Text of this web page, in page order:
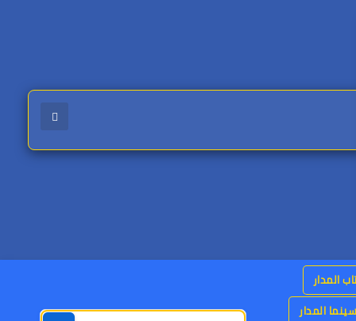
المدار
سينما المدار